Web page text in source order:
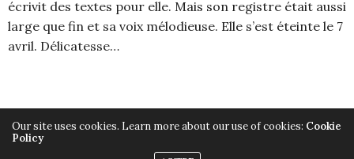
écrivit des textes pour elle. Mais son registre était aussi
large que fin et sa voix mélodieuse. Elle s’est éteinte le 7
avril. Délicatesse…
Our site uses cookies. Learn more about our use of cookies: Cookie
Policy